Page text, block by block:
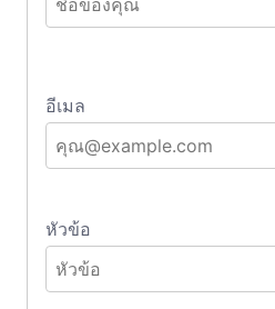
อีเมล
หัวข้อ